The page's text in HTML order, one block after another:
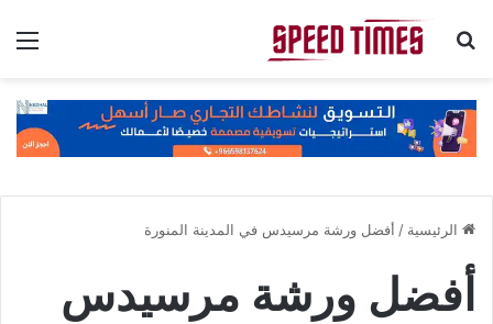
بحث عن
الرئيسية / أفضل ورشة مرسيدس في المدينة المنورة
أفضل ورشة مرسيدس